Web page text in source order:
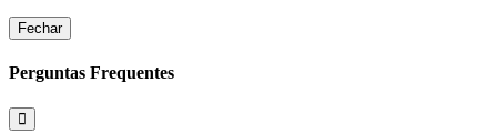
Fechar
Perguntas Frequentes